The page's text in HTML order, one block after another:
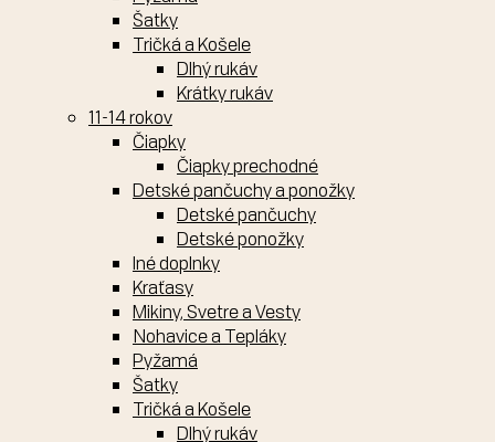
Šatky
Tričká a Košele
Dlhý rukáv
Krátky rukáv
11-14 rokov
Čiapky
Čiapky prechodné
Detské pančuchy a ponožky
Detské pančuchy
Detské ponožky
Iné doplnky
Kraťasy
Mikiny, Svetre a Vesty
Nohavice a Tepláky
Pyžamá
Šatky
Tričká a Košele
Dlhý rukáv